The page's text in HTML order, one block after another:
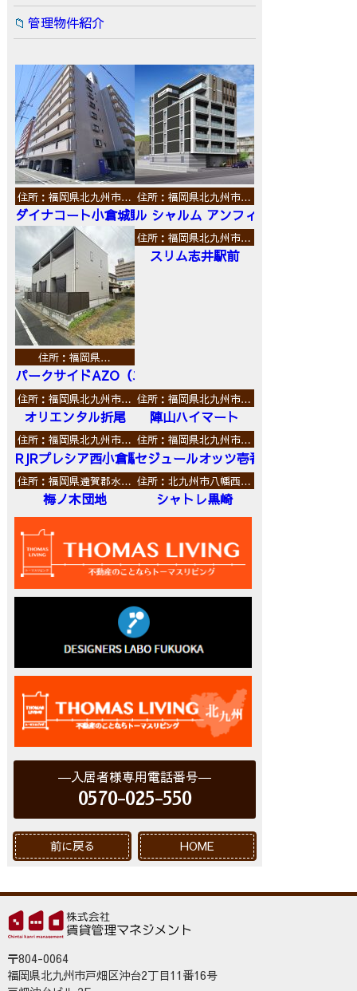
管理物件紹介
住所：福岡県北九州市…
ダイナコート小倉城野
住所：福岡県北九州市…
ル シャルム アンフィニ
住所：福岡県…
パークサイドAZO（エーゼットオー）
住所：福岡県北九州市…
スリム志井駅前
住所：福岡県北九州市…
オリエンタル折尾
住所：福岡県北九州市…
陣山ハイマート
住所：福岡県北九州市…
RJRプレシア西小倉駅前
住所：福岡県北九州市…
セジュールオッツ壱番館
住所：福岡県遠賀郡水…
梅ノ木団地
住所：北九州市八幡西…
シャトレ黒崎
入居者様専用電話番号
0570-025-550
前に戻る HOME
〒804-0064
福岡県北九州市戸畑区沖台2丁目11番16号